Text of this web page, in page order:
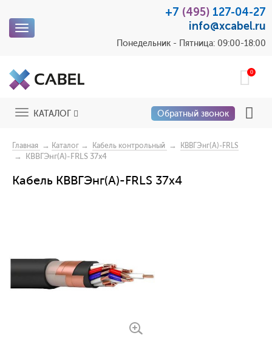
Toggle
+7 (495) 127-04-27
info@xcabel.ru
Понедельник - Пятница: 09:00-18:00
0
ToggleКАТАЛОГ Обратный звонок
Главная → Каталог → Кабель контрольный → КВВГЭнг(A)-FRLS
→ КВВГЭнг(A)-FRLS 37x4
Кабель КВВГЭнг(A)-FRLS 37x4